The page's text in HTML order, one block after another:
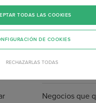
Negocios que
RECHAZARLAS TODAS
TODAS LAS COOKIES
DE COOKIES